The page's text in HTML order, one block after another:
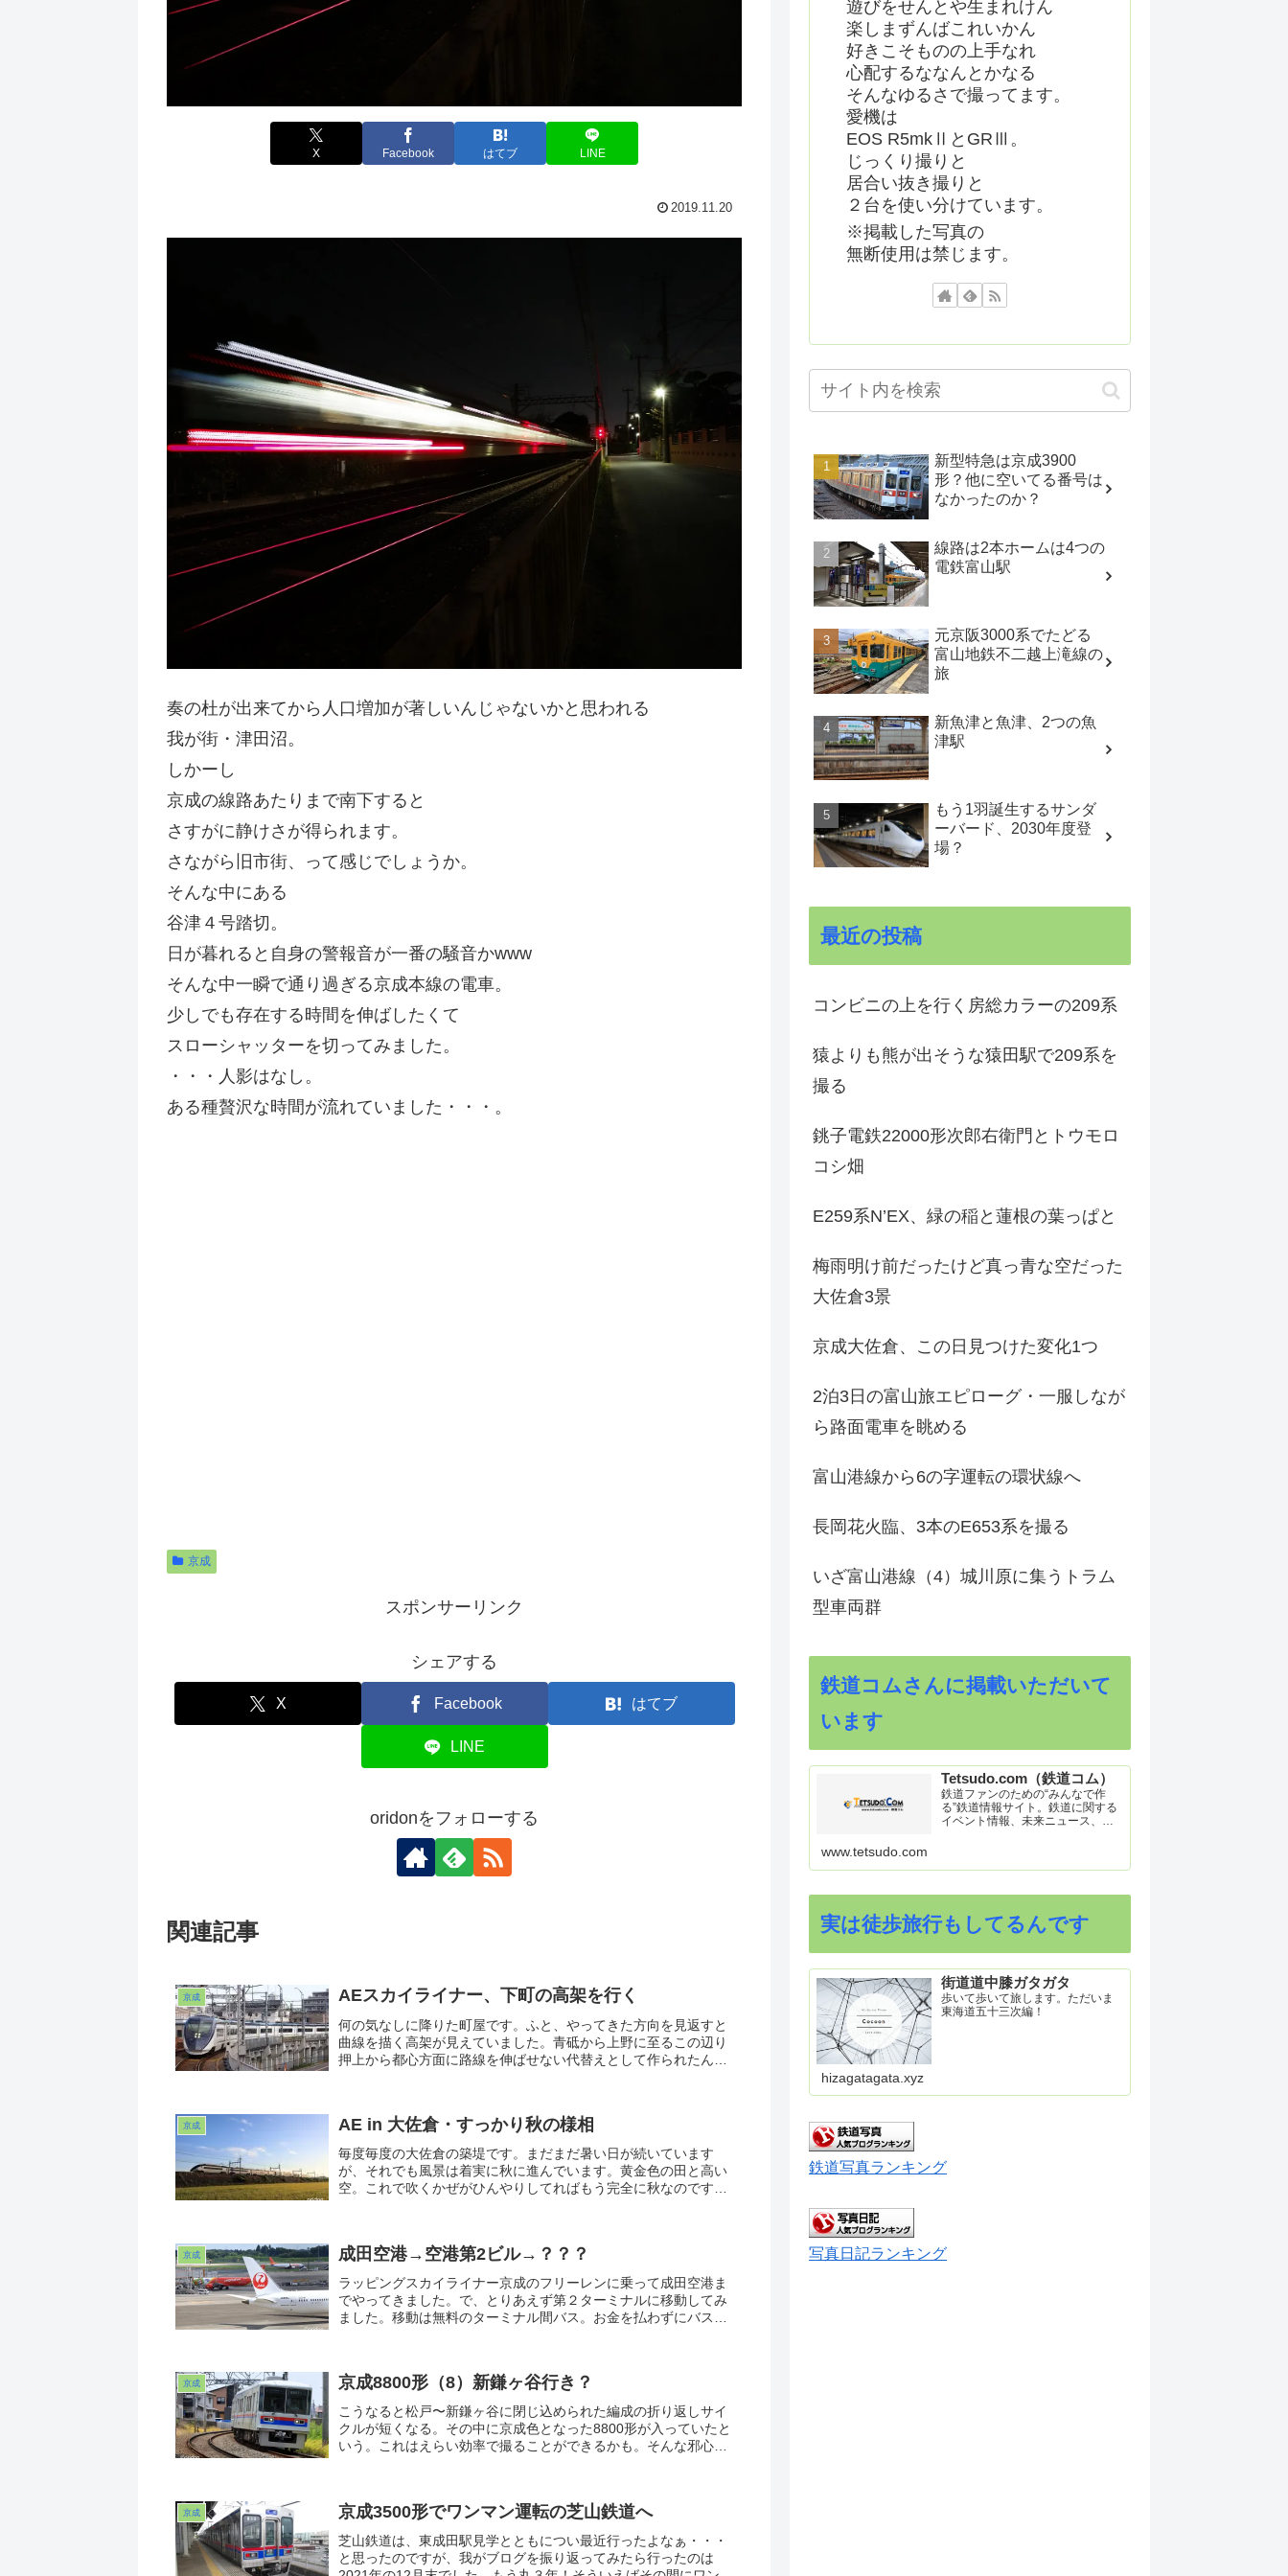
X Facebook はてブ LINE
2019.11.20
奏の杜が出来てから人口増加が著しいんじゃないかと思われる
我が街・津田沼。
しかーし
京成の線路あたりまで南下すると
さすがに静けさが得られます。
さながら旧市街、って感じでしょうか。
そんな中にある
谷津４号踏切。
日が暮れると自身の警報音が一番の騒音かwww
そんな中一瞬で通り過ぎる京成本線の電車。
少しでも存在する時間を伸ばしたくて
スローシャッターを切ってみました。
・・・人影はなし。
ある種贅沢な時間が流れていました・・・。
京成
スポンサーリンク
シェアする
X Facebook はてブ
LINE
oridonをフォローする
関連記事
京成 AEスカイライナー、下町の高架を行く
何の気なしに降りた町屋です。ふと、やってきた方向を見返すと
曲線を描く高架が見えていました。青砥から上野に至るこの辺り
押上から都心方面に路線を伸ばせない代替えとして作られたんで
京成 AE in 大佐倉・すっかり秋の様相
毎度毎度の大佐倉の築堤です。まだまだ暑い日が続いています
が、それでも風景は着実に秋に進んでいます。黄金色の田と高い
空。これで吹くかぜがひんやりしてればもう完全に秋なのです
京成 成田空港→空港第2ビル→？？？
ラッピングスカイライナー京成のフリーレンに乗って成田空港ま
でやってきました。で、とりあえず第２ターミナルに移動してみ
ました。移動は無料のターミナル間バス。お金を払わずにバスに
京成 京成8800形（8）新鎌ヶ谷行き？
こうなると松戸〜新鎌ヶ谷に閉じ込められた編成の折り返しサイ
クルが短くなる。その中に京成色となった8800形が入っていたと
いう。これはえらい効率で撮ることができるかも。そんな邪心の
京成 京成3500形でワンマン運転の芝山鉄道へ
芝山鉄道は、東成田駅見学とともについ最近行ったよなぁ・・・
と思ったのですが、我がブログを振り返ってみたら行ったのは
遊びをせんとや生まれけん
楽しまずんばこれいかん
好きこそものの上手なれ
心配するななんとかなる
そんなゆるさで撮ってます。
愛機は
EOS R5mkⅡとGRⅢ。
じっくり撮りと
居合い抜き撮りと
２台を使い分けています。
※掲載した写真の
無断使用は禁じます。
新型特急は京成3900
形？他に空いてる番号は
なかったのか？
線路は2本ホームは4つの
電鉄富山駅
元京阪3000系でたどる
富山地鉄不二越上滝線の
旅
新魚津と魚津、2つの魚
津駅
もう1羽誕生するサンダ
ーバード、2030年度登
場？
最近の投稿
コンビニの上を行く房総カラーの209系
猿よりも熊が出そうな猿田駅で209系を
撮る
銚子電鉄22000形次郎右衛門とトウモロ
コシ畑
E259系N’EX、緑の稲と蓮根の葉っぱと
梅雨明け前だったけど真っ青な空だった
大佐倉3景
京成大佐倉、この日見つけた変化1つ
2泊3日の富山旅エピローグ・一服しなが
ら路面電車を眺める
富山港線から6の字運転の環状線へ
長岡花火臨、3本のE653系を撮る
いざ富山港線（4）城川原に集うトラム
型車両群
鉄道コムさんに掲載いただいて
います
Tetsudo.com（鉄道コム）
鉄道ファンのための“みんなで作
る”鉄道情報サイト。鉄道に関する
イベント情報、未来ニュース、車
ク集や、参加型ゲーム「駅つなゲ
www.tetsudo.com
実は徒歩旅行もしてるんです
街道道中膝ガタガタ
歩いて歩いて旅します。ただいま
東海道五十三次編！
hizagatagata.xyz
鉄道写真ランキング
写真日記ランキング